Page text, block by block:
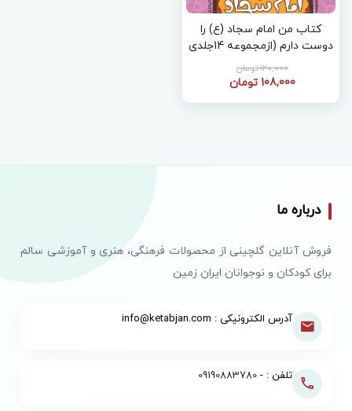
کتاب من امام سجاد (ع) را
دوست دارم (ازمجموعه 14جلدی
من اهل بیت را دوست دارم )
120,000 تومان
108,000 تومان
درباره ما
فروش آنلاین گلچینی از محصولات فرهنگی، هنری و آموزشی سالم
برای کودکان و نوجوانان ایران زمین
آدرس الکترونیکی : info@ketabjan.com
تلفن : -09190883780